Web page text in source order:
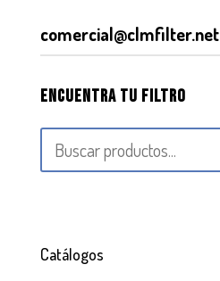
comercial@clmfilter.net
Encuentra tu filtro
Catálogos